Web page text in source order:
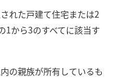
れた戸建て住宅または2
1から3のすべてに該当す
の親族が所有しているも